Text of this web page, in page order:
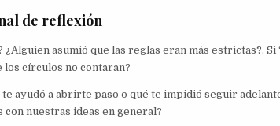
de reflexión
asumió que las reglas eran más estrictas?.
los círculos no contaran?
te ayudó a abrirte paso o qué te impidió seguir
nuestras ideas en general?